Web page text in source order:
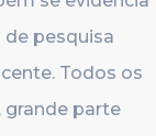
de pesquisa
Todos os
parte